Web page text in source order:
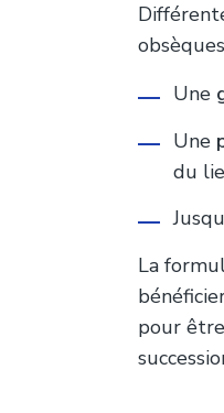
Une
Une
du
La
pour